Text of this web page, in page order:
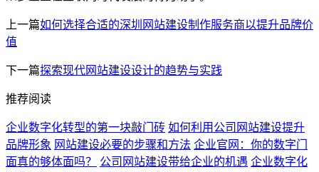
上一篇如何选择合适的深圳网站建设制作服务商以提升品牌价
值
下一篇探索现代网站建设设计的趋势与实践
推荐阅读
企业数字化转型的第一块敲门砖 如何利用公司网站建设提升
品牌形象 网站建设必要的步骤和方法 企业官网：你的数字门
面真的够体面吗？
公司网站建设带给企业的机遇 企业数字化